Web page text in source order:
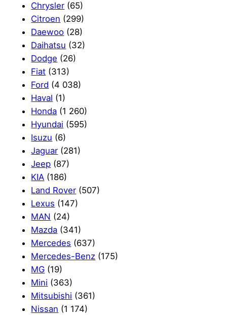
Chrysler (65)
Citroen (299)
Daewoo (28)
Daihatsu (32)
Dodge (26)
Fiat (313)
Ford (4 038)
Haval (1)
Honda (1 260)
Hyundai (595)
Isuzu (6)
Jaguar (281)
Jeep (87)
KIA (186)
Land Rover (507)
Lexus (147)
MAN (24)
Mazda (341)
Mercedes (637)
Mercedes-Benz (175)
MG (19)
Mini (363)
Mitsubishi (361)
Nissan (1 174)